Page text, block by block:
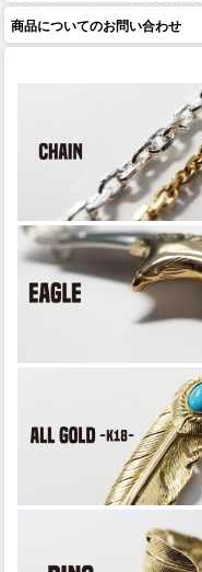
商品についてのお問い合わせ